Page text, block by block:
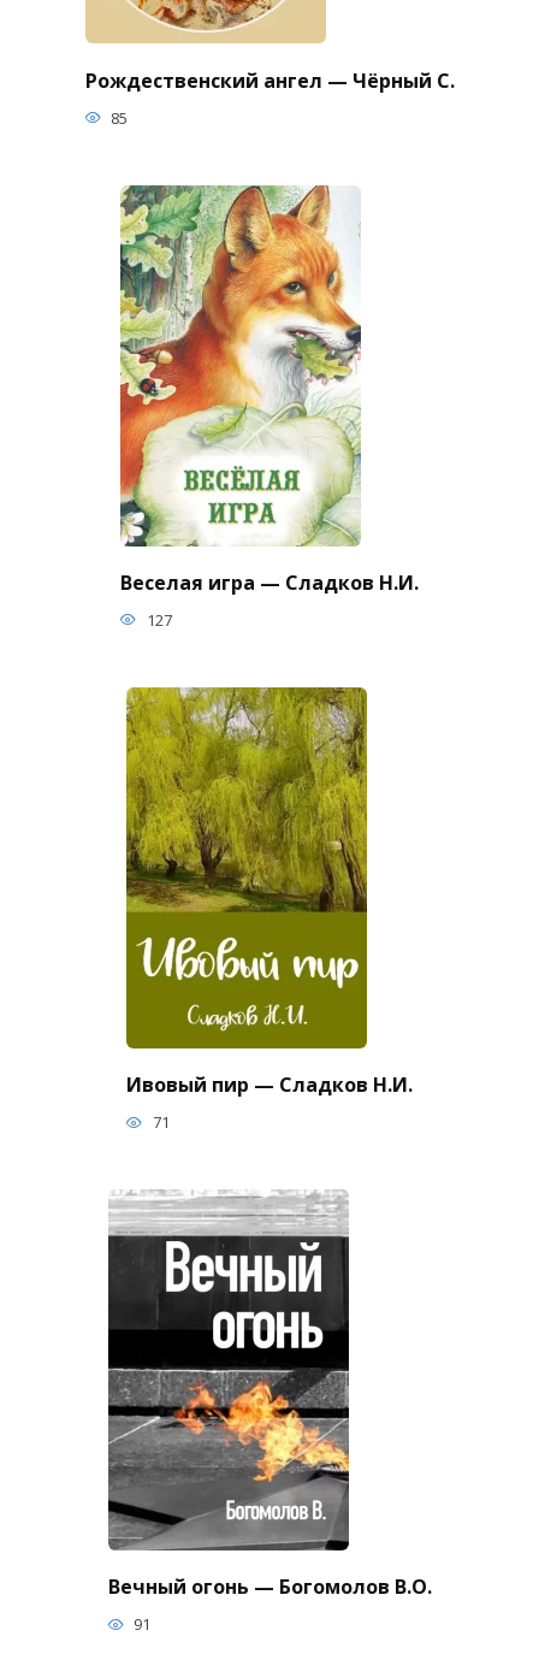
Рождественский ангел — Чёрный С.
85
Веселая игра — Сладков Н.И.
127
Ивовый пир — Сладков Н.И.
71
Вечный огонь — Богомолов В.О.
91